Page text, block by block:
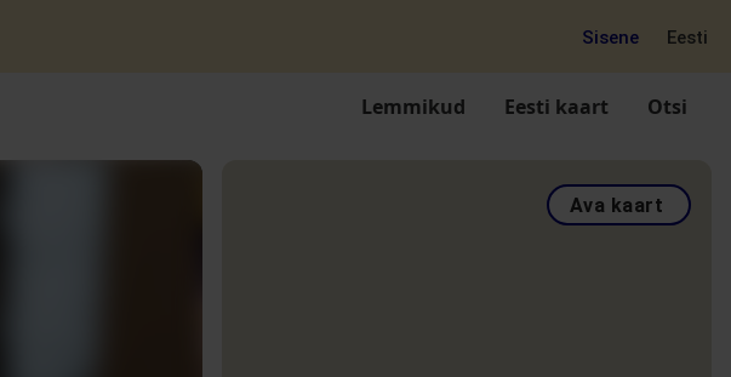
Sisene Eesti
Lemmikud Eesti kaart Otsi
Ava kaart